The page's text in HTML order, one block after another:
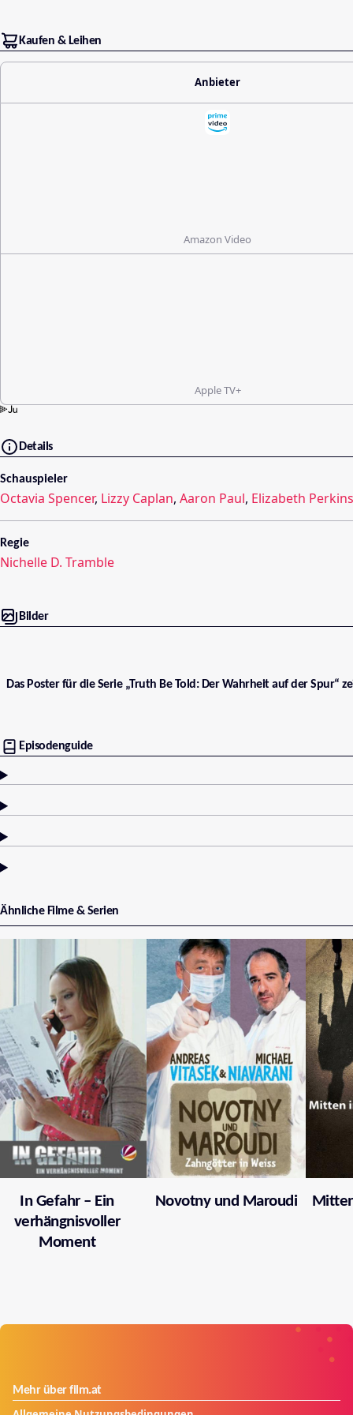
Kaufen & Leihen
Anbieter
Amazon Video
Apple TV+
Details
Schauspieler
Octavia Spencer, Lizzy Caplan, Aaron Paul, Elizabeth Perkins
Regie
Nichelle D. Tramble
Bilder
Das Poster für die Serie „Truth Be Told: Der Wahrheit auf der Spur“
Episodenguide
Ähnliche Filme & Serien
In Gefahr – Ein
verhängnisvoller
Moment
Novotny und Maroudi
Mehr über film.at